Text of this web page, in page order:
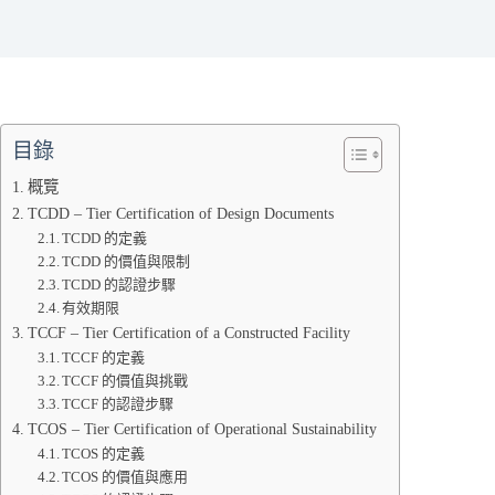
目錄
概覽
TCDD – Tier Certification of Design Documents
TCDD 的定義
TCDD 的價值與限制
TCDD 的認證步驟
有效期限
TCCF – Tier Certification of a Constructed Facility
TCCF 的定義
TCCF 的價值與挑戰
TCCF 的認證步驟
TCOS – Tier Certification of Operational Sustainability
TCOS 的定義
TCOS 的價值與應用